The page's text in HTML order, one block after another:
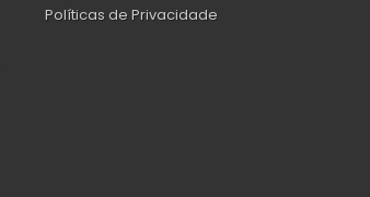
Políticas de Privacidade